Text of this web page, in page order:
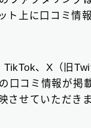
ト上に口コミ情
、X（旧
口コミ情報が掲
させていただきま